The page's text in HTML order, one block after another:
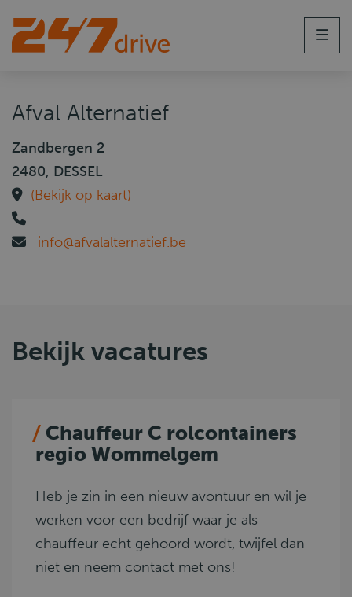
Afval Alternatief
Zandbergen 2
2480, DESSEL
(Bekijk op kaart)
info@afvalalternatief.be
Bekijk vacatures
Chauffeur C rolcontainers
regio Wommelgem
Heb je zin in een nieuw avontuur en wil je
werken voor een bedrijf waar je als
chauffeur echt gehoord wordt, twijfel dan
niet en neem contact met ons!